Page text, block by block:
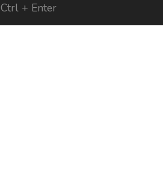
Ctrl + Enter